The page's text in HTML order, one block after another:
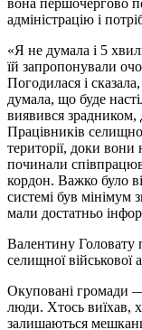
вона першочергово
адміністрацію і
«Я не думала і 5
їй запропонували
Погодилася і
думала, що буде
виявився
Працівників
території, доки
починали
кордон. Важко було
системі був мінімум
мали достатньо
Валентину Головату
селищної військової
Окуповані громади
люди. Хтось виїхав,
залишаються